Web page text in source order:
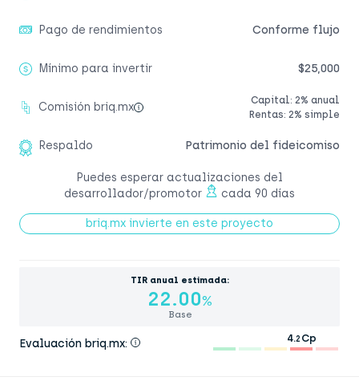
Pago de rendimientos Conforme flujo
Mínimo para invertir $25,000
Comisión briq.mx
Capital: 2% anual
Rentas: 2% simple
Respaldo Patrimonio del fideicomiso
Puedes esperar actualizaciones del
desarrollador/promotor
cada 90 días
briq.mx invierte en este proyecto
TIR anual estimada:
22.00%
Base
Evaluación briq.mx: 4.2 Cp